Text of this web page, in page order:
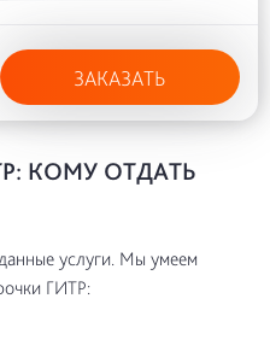
ЗАКАЗАТЬ
КОМУ ОТДАТЬ
услуги. Мы умеем
ГИТР: